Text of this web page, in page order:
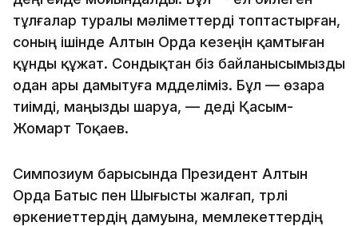
тұлғалар туралы мәліметтерді топтастырған,
соның ішінде Алтын Орда кезеңін қамтыған
құнды құжат. Сондықтан біз байланысымызды
одан ары дамытуға мүдделіміз. Бұл — өзара
тиімді, маңызды шаруа, — деді Қасым-
Жомарт Тоқаев.
Симпозиум барысында Президент Алтын
Орда Батыс пен Шығысты жалғап, түрлі
өркениеттердің дамуына, мемлекеттердің